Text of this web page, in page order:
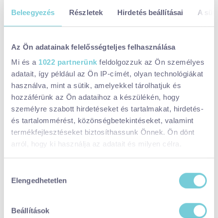
Beleegyezés Részletek Hirdetés beállításai A
Az Ön adatainak felelősségteljes felhasználása
Mi és a 1022 partnerünk feldolgozzuk az Ön személyes
adatait, így például az Ön IP-címét, olyan technológiákat
használva, mint a sütik, amelyekkel tárolhatjuk és
hozzáférünk az Ön adataihoz a készülékén, hogy
személyre szabott hirdetéseket és tartalmakat, hirdetés-
és tartalommérést, közönségbetekintéseket, valamint
termékfejlesztéseket biztosíthassunk Önnek. Ön dönt
arról, hogy ki használja az adatait és milyen célra.
Információgyűjtés az Ön földrajzi
Az Ön készülékén beazonosítása annak konkrét
tulajdonságainak (ujjlenyomat) aktív ellenőrzésével
kiválasztása
Elengedhetetlen
Beállítások
Időpontok:
GASZTRO FESZTIVÁL
Ezek is érdekelhetnek
GasztroFok Tavasz - 2026
Kéknyelű Virágzás Ünnepe Badacsony -